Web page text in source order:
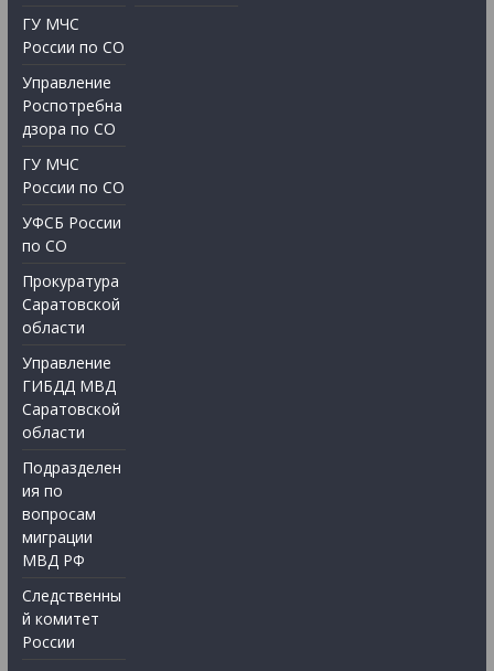
ГУ МЧС
России по СО
Управление
Роспотребна
дзора по СО
ГУ МЧС
России по СО
УФСБ России
по СО
Прокуратура
Саратовской
области
Управление
ГИБДД МВД
Саратовской
области
Подразделен
ия по
вопросам
миграции
МВД РФ
Следственны
й комитет
России